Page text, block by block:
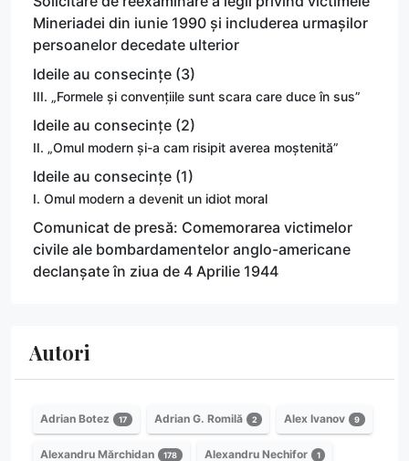
Mineriadei din iunie 1990 și includerea urmașilor
persoanelor decedate ulterior
Ideile au consecințe (3)
III. „Formele și convențiile sunt scara care duce în sus”
Ideile au consecințe (2)
II. „Omul modern și-a cam risipit averea moștenită”
Ideile au consecințe (1)
I. Omul modern a devenit un idiot moral
Comunicat de presă: Comemorarea victimelor
civile ale bombardamentelor anglo-americane
declanșate în ziua de 4 Aprilie 1944
Autori
Adrian Botez 17 Adrian G. Romilă 2 Alex Ivanov 9
Alexandru Mărchidan 178 Alexandru Nechifor 1